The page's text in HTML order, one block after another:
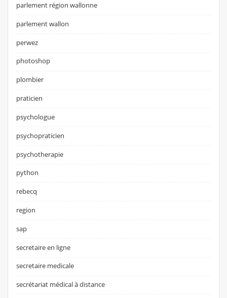
parlement région wallonne
parlement wallon
perwez
photoshop
plombier
praticien
psychologue
psychopraticien
psychotherapie
python
rebecq
region
sap
secretaire en ligne
secretaire medicale
secrétariat médical à distance